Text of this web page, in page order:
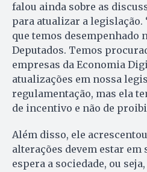
falou ainda sobre as
para atualizar a legislação.
que temos desempenhado
Deputados. Temos
empresas da Economia
atualizações em nossa
regulamentação, mas ela
de incentivo e não de
Além disso, ele
alterações devem estar em
espera a sociedade, ou